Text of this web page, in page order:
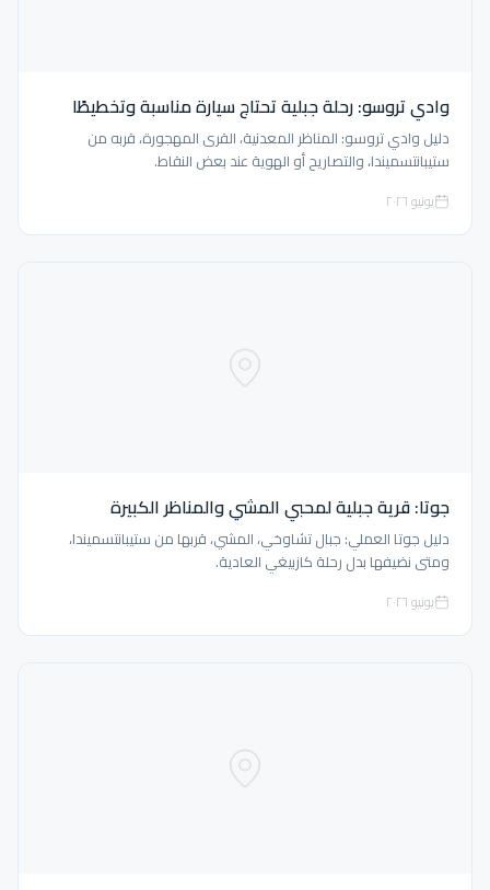
وادي تروسو: رحلة جبلية تحتاج سيارة مناسبة وتخطيطًا
دليل وادي تروسو: المناظر المعدنية، القرى المهجورة، قربه من
ستيبانتسميندا، والتصاريح أو الهوية عند بعض النقاط.
يونيو ٢٠٢٦
جوتا: قرية جبلية لمحبي المشي والمناظر الكبيرة
دليل جوتا العملي: جبال تشاوخي، المشي، قربها من ستيبانتسميندا،
ومتى نضيفها بدل رحلة كازبيغي العادية.
يونيو ٢٠٢٦